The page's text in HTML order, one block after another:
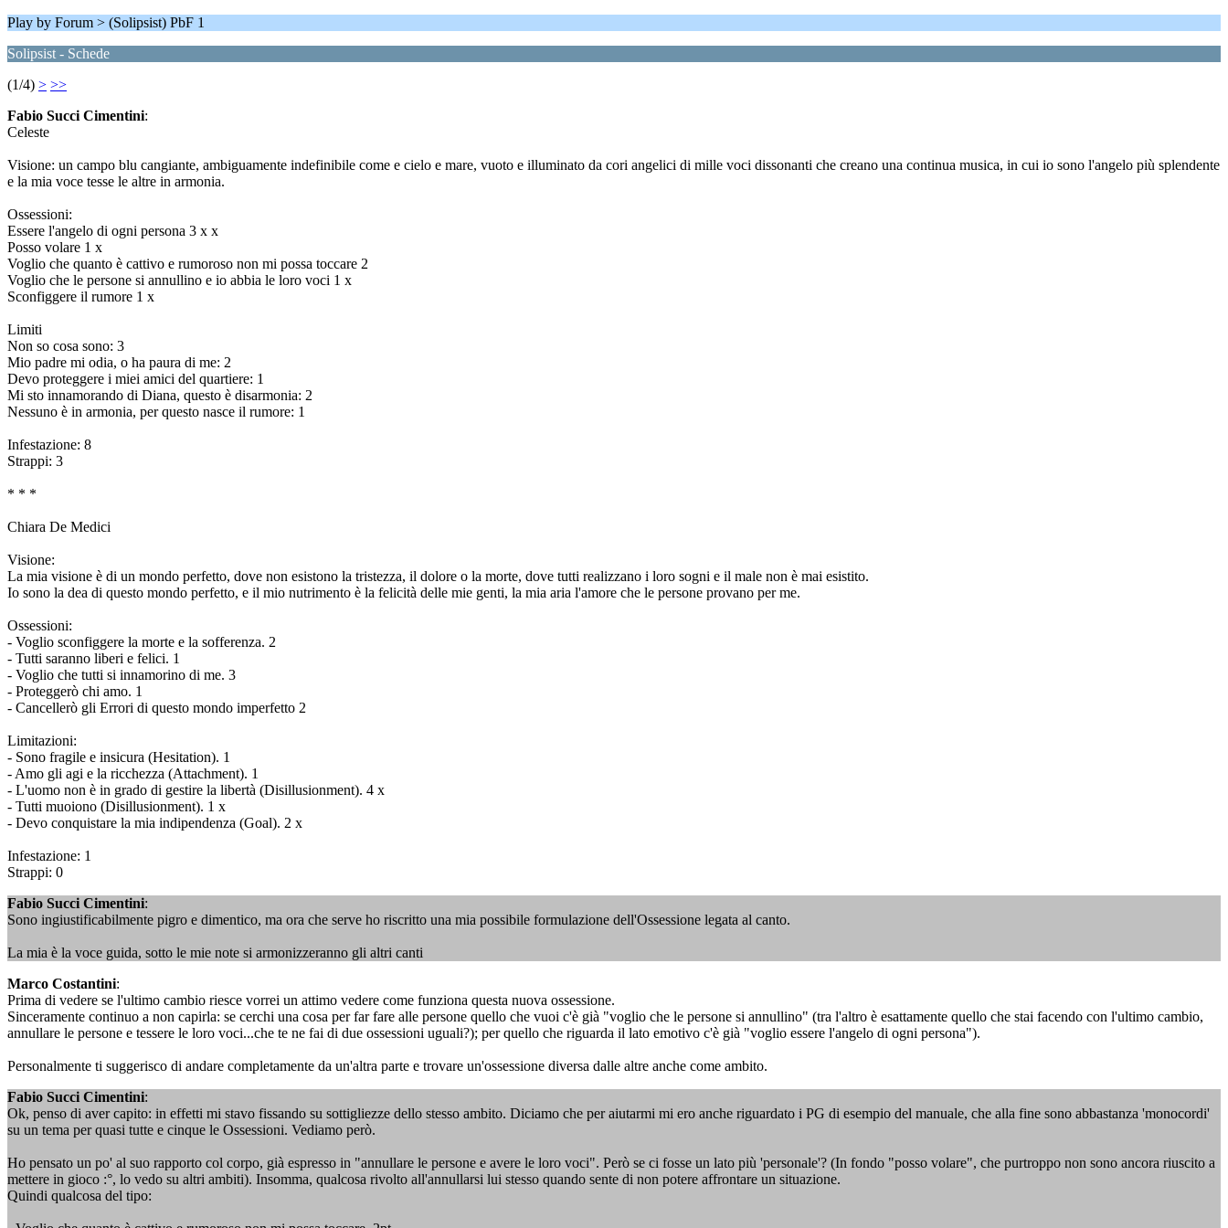
Play by Forum > (Solipsist) PbF 1
Solipsist - Schede
(1/4) > >>
Fabio Succi Cimentini:
Celeste
Visione: un campo blu cangiante, ambiguamente indefinibile come e cielo e mare, vuoto e illuminato da cori angelici di mille voci dissonanti che creano una continua musica, in cui io sono l'angelo più splendente
e la mia voce tesse le altre in armonia.
Ossessioni:
Essere l'angelo di ogni persona 3 x x
Posso volare 1 x
Voglio che quanto è cattivo e rumoroso non mi possa toccare 2
Voglio che le persone si annullino e io abbia le loro voci 1 x
Sconfiggere il rumore 1 x
Limiti
Non so cosa sono: 3
Mio padre mi odia, o ha paura di me: 2
Devo proteggere i miei amici del quartiere: 1
Mi sto innamorando di Diana, questo è disarmonia: 2
Nessuno è in armonia, per questo nasce il rumore: 1
Infestazione: 8
Strappi: 3
* * *
Chiara De Medici
Visione:
La mia visione è di un mondo perfetto, dove non esistono la tristezza, il dolore o la morte, dove tutti realizzano i loro sogni e il male non è mai esistito.
Io sono la dea di questo mondo perfetto, e il mio nutrimento è la felicità delle mie genti, la mia aria l'amore che le persone provano per me.
Ossessioni:
- Voglio sconfiggere la morte e la sofferenza. 2
- Tutti saranno liberi e felici. 1
- Voglio che tutti si innamorino di me. 3
- Proteggerò chi amo. 1
- Cancellerò gli Errori di questo mondo imperfetto 2
Limitazioni:
- Sono fragile e insicura (Hesitation). 1
- Amo gli agi e la ricchezza (Attachment). 1
- L'uomo non è in grado di gestire la libertà (Disillusionment). 4 x
- Tutti muoiono (Disillusionment). 1 x
- Devo conquistare la mia indipendenza (Goal). 2 x
Infestazione: 1
Strappi: 0
Fabio Succi Cimentini:
Sono ingiustificabilmente pigro e dimentico, ma ora che serve ho riscritto una mia possibile formulazione dell'Ossessione legata al canto.
La mia è la voce guida, sotto le mie note si armonizzeranno gli altri canti
Marco Costantini:
Prima di vedere se l'ultimo cambio riesce vorrei un attimo vedere come funziona questa nuova ossessione.
Sinceramente continuo a non capirla: se cerchi una cosa per far fare alle persone quello che vuoi c'è già "voglio che le persone si annullino" (tra l'altro è esattamente quello che stai facendo con l'ultimo cambio,
annullare le persone e tessere le loro voci...che te ne fai di due ossessioni uguali?); per quello che riguarda il lato emotivo c'è già "voglio essere l'angelo di ogni persona").
Personalmente ti suggerisco di andare completamente da un'altra parte e trovare un'ossessione diversa dalle altre anche come ambito.
Fabio Succi Cimentini:
Ok, penso di aver capito: in effetti mi stavo fissando su sottigliezze dello stesso ambito. Diciamo che per aiutarmi mi ero anche riguardato i PG di esempio del manuale, che alla fine sono abbastanza 'monocordi'
su un tema per quasi tutte e cinque le Ossessioni. Vediamo però.
Ho pensato un po' al suo rapporto col corpo, già espresso in "annullare le persone e avere le loro voci". Però se ci fosse un lato più 'personale'? (In fondo "posso volare", che purtroppo non sono ancora riuscito a
mettere in gioco :°, lo vedo su altri ambiti). Insomma, qualcosa rivolto all'annullarsi lui stesso quando sente di non potere affrontare un situazione.
Quindi qualcosa del tipo: